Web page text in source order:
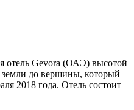
отель Gevora (ОАЭ) высотой
земли до вершины, который
2018 года. Отель состоит